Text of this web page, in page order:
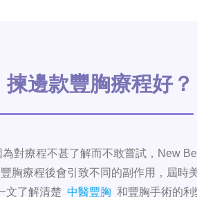
邊款豐胸療程好？
對療程不甚了解而不敢嘗試，New
胸療程後會引致不同的副作用，屆時
文了解清楚 中醫豐胸 和豐胸手術的